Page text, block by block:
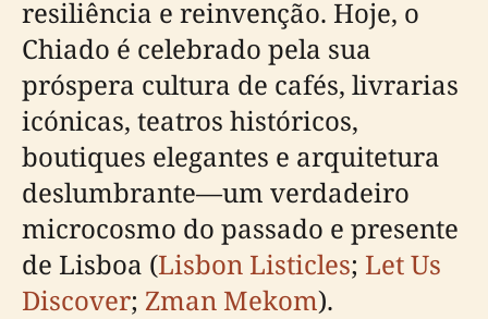
resiliência e reinvenção. Hoje, o
Chiado é celebrado pela sua
próspera cultura de cafés, livrarias
icónicas, teatros históricos,
boutiques elegantes e arquitetura
deslumbrante—um verdadeiro
microcosmo do passado e presente
de Lisboa (Lisbon Listicles; Let Us
Discover; Zman Mekom).